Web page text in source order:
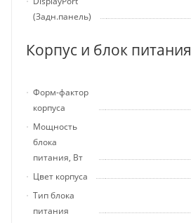
(Задн.панель)
Корпус и блок питания
Форм-фактор
корпуса
Мощность
блока
питания, Вт
Цвет корпуса
Тип блока
питания